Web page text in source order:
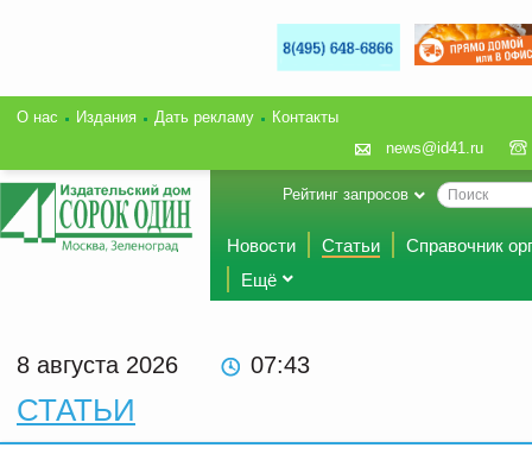
О нас Издания Дать рекламу
Контакты
news@id41.ru
Рейтинг запросов
Новости Статьи
Справочник
Ещё
8 августа 2026 07 43
СТАТЬИ